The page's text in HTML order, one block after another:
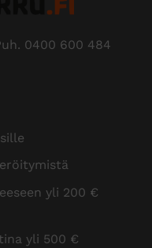
0400 600 484
yli 200 €
yli 500 €